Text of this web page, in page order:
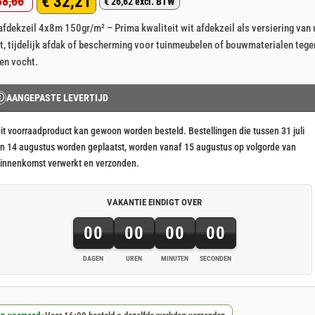
klant
4x8m 150gr/m² – Prima kwaliteit wit afdekzeil als versiering van
tijdelijk afdak of bescherming voor tuinmeubelen of bouwmaterialen
vocht.
AANGEPASTE LEVERTIJD
voorraadproduct kan gewoon worden besteld. Bestellingen die tussen 31 juli
14 augustus worden geplaatst, worden vanaf 15 augustus op volgorde van
verwerkt en verzonden.
VAKANTIE EINDIGT OVER
00
DAGEN
00
UREN
00
MINUTEN
00
SECONDEN